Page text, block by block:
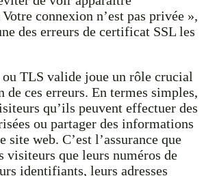
connexion n’est pas privée »,
des erreurs de certificat SSL les
TLS valide joue un rôle crucial
de ces erreurs. En termes simples,
qu’ils peuvent effectuer des
ou partager des informations
site web. C’est l’assurance que
visiteurs que leurs numéros de
identifiants, leurs adresses